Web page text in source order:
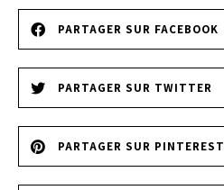
PARTAGER SUR FACEBOOK
PARTAGER SUR TWITTER
PARTAGER SUR PINTEREST